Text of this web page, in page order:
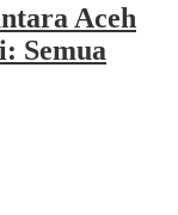
Aceh
Semua